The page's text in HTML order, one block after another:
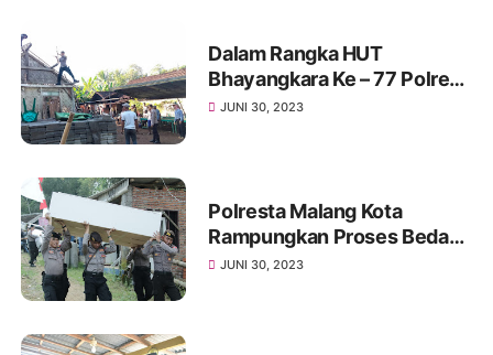
Dalam Rangka HUT
Bhayangkara Ke – 77 Polres
Blitar Bersama TNI Dan
JUNI 30, 2023
Polresta Malang Kota
Rampungkan Proses Bedah
Rumah dan Tempat Ibadah
JUNI 30, 2023